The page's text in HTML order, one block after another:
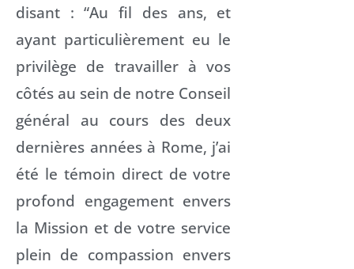
disant : “Au fil des ans, et
ayant particulièrement eu le
privilège de travailler à vos
côtés au sein de notre Conseil
général au cours des deux
dernières années à Rome, j’ai
été le témoin direct de votre
profond engagement envers
la Mission et de votre service
plein de compassion envers